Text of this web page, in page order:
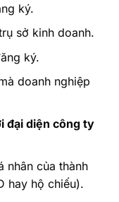
ký.
sở kinh doanh.
ký.
doanh nghiệp
đại diện công ty
nhân của thành
hay hộ chiếu).